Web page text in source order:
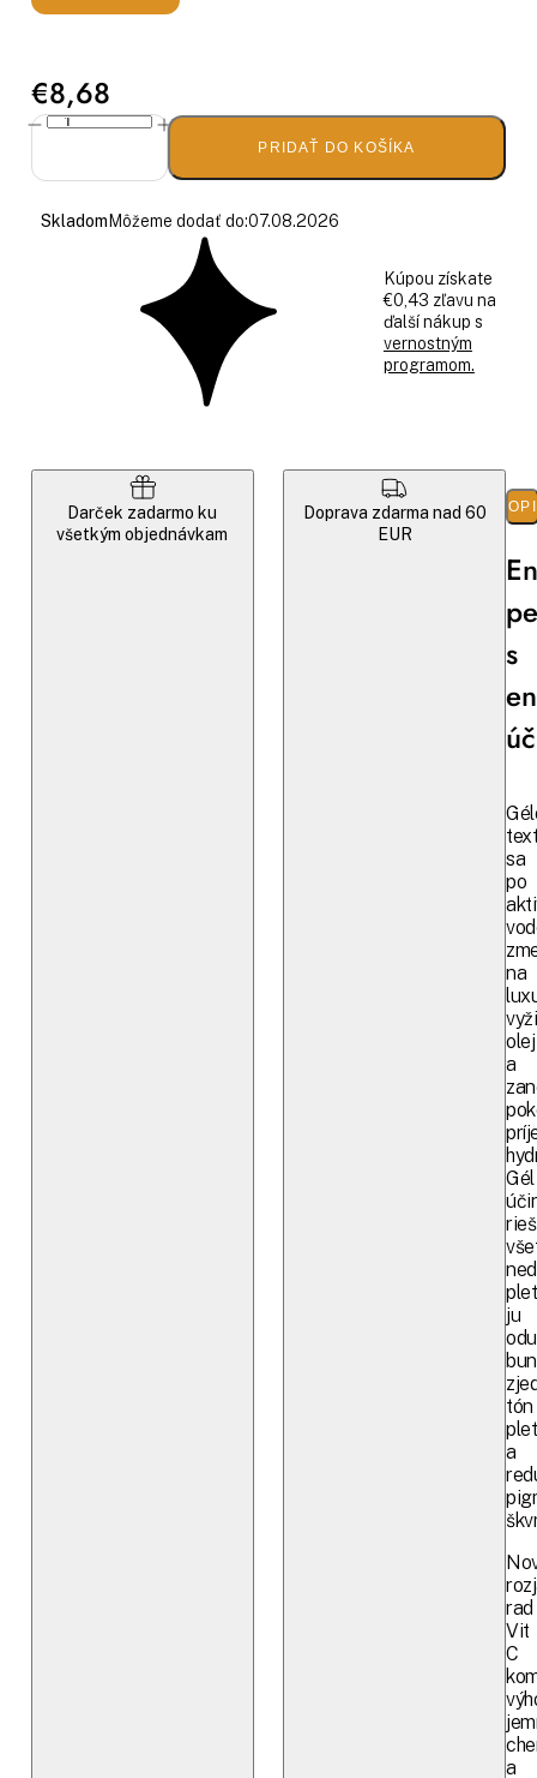
€8,68
PRIDAŤ DO KOŠÍKA
Skladom Môžeme dodať do:07.08.2026
Kúpou získate
€0,43 zľavu na
ďalší nákup s
vernostným
programom.
Darček zadarmo ku
všetkým objednávkam
Doprava zdarma nad 60
EUR
s
sa
po
na
olej
a
Gél
ju
tón
a
rad
Vit
C
a